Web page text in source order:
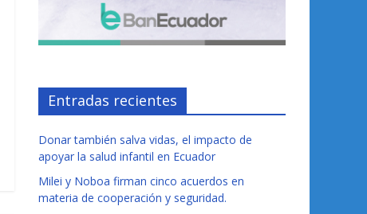
Entradas recientes
Donar también salva vidas, el impacto de
apoyar la salud infantil en Ecuador
Milei y Noboa firman cinco acuerdos en
materia de cooperación y seguridad.